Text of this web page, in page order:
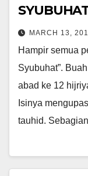
MARCH 13,
Hampir semua
Syubuhat”.
abad ke 12
Isinya
tauhid.